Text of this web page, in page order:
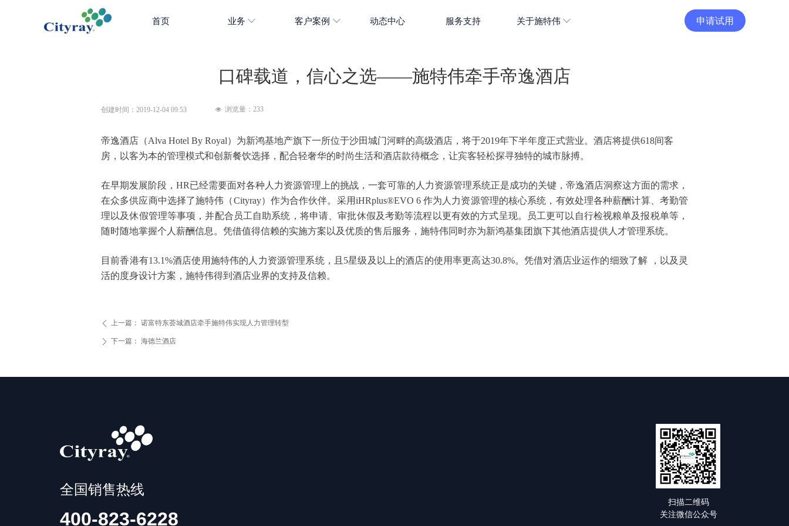
首页 业务 客户案例 动态中心 服务支持 关于施特伟 申请试用
口碑载道，信心之选——施特伟牵手帝逸酒店
创建时间： 2019-12-04 09:53 넶 浏览量： 233
帝逸酒店（Alva Hotel By Royal）为新鸿基地产旗下一所位于沙田城门河畔的高级酒店，将于2019年下半年度正式营业。酒店将提供618间客
房，以客为本的管理模式和创新餐饮选择，配合轻奢华的时尚生活和酒店款待概念，让宾客轻松探寻独特的城市脉搏。
在早期发展阶段，HR已经需要面对各种人力资源管理上的挑战，一套可靠的人力资源管理系统正是成功的关键，帝逸酒店洞察这方面的需求，
在众多供应商中选择了施特伟（Cityray）作为合作伙伴。采用iHRplus®EVO 6 作为人力资源管理的核心系统，有效处理各种薪酬计算、考勤管
理以及休假管理等事项，并配合员工自助系统，将申请、审批休假及考勤等流程以更有效的方式呈现。员工更可以自行检视粮单及报税单等，
随时随地掌握个人薪酬信息。凭借值得信赖的实施方案以及优质的售后服务，施特伟同时亦为新鸿基集团旗下其他酒店提供人才管理系统。
目前香港有13.1%酒店使用施特伟的人力资源管理系统，且5星级及以上的酒店的使用率更高达30.8%。凭借对酒店业运作的细致了解 ，以及灵
活的度身设计方案，施特伟得到酒店业界的支持及信赖。
ꄴ 上一篇： 诺富特东荟城酒店牵手施特伟实现人力管理转型
ꄲ 下一篇： 海德兰酒店
全国销售热线
扫描二维码
关注微信公众号
400-823-6228